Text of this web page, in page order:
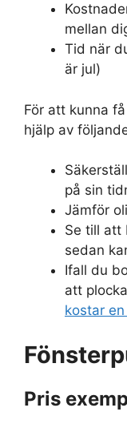
mellan
Tid när
är jul)
För att kunna
hjälp av
på sin
Jämför
Se till att
sedan
Ifall du
att
kostar
Pris